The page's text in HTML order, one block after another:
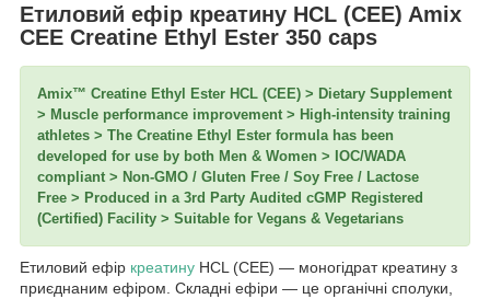
Етиловий ефір креатину HCL (CEE) Amix
CEE Creatine Ethyl Ester 350 caps
Amix™ Creatine Ethyl Ester HCL (CEE) > Dietary Supplement
> Muscle performance improvement > High-intensity training
athletes > The Creatine Ethyl Ester formula has been
developed for use by both Men & Women > IOC/WADA
compliant > Non-GMO / Gluten Free / Soy Free / Lactose
Free > Produced in a 3rd Party Audited cGMP Registered
(Certified) Facility > Suitable for Vegans & Vegetarians
Етиловий ефір креатину HCL (CEE) — моногідрат креатину з
приєднаним ефіром. Складні ефіри — це органічні сполуки,